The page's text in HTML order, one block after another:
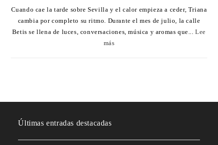
Cuando cae la tarde sobre Sevilla y el calor empieza a ceder, Triana
cambia por completo su ritmo. Durante el mes de julio, la calle
Betis se llena de luces, conversaciones, música y aromas que...Lee
más
Últimas entradas destacadas